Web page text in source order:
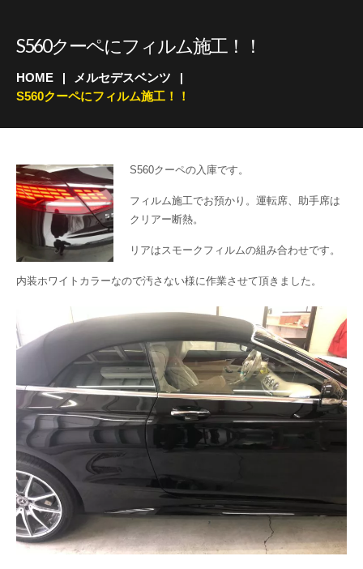
S560クーペにフィルム施工！！
HOME
メルセデスベンツ
S560クーペにフィルム施工！！
S560クーペの入庫です。
フィルム施工でお預かり。運転席、助手席は
クリアー断熱。
リアはスモークフィルムの組み合わせです。
内装ホワイトカラーなので汚さない様に作業させて頂きました。